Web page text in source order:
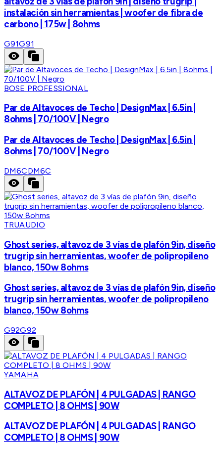
instalación sin herramientas | woofer de fibra de
carbono | 175w | 8ohms
G91G91
BOSE PROFESSIONAL
Par de Altavoces de Techo | DesignMax | 6.5in |
8ohms | 70/100V | Negro
Par de Altavoces de Techo | DesignMax | 6.5in |
8ohms | 70/100V | Negro
DM6CDM6C
TRUAUDIO
Ghost series, altavoz de 3 vías de plafón 9in, diseño
trugrip sin herramientas, woofer de polipropileno
blanco, 150w 8ohms
Ghost series, altavoz de 3 vías de plafón 9in, diseño
trugrip sin herramientas, woofer de polipropileno
blanco, 150w 8ohms
G92G92
YAMAHA
ALTAVOZ DE PLAFÓN | 4 PULGADAS | RANGO
COMPLETO | 8 OHMS | 90W
ALTAVOZ DE PLAFÓN | 4 PULGADAS | RANGO
COMPLETO | 8 OHMS | 90W